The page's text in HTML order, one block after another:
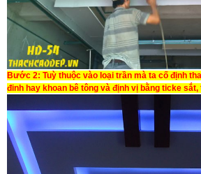
Bước 2: Tuỳ thuộc vào loại trần mà ta cố định
đinh hay khoan bê tông và định vị bằng ticke